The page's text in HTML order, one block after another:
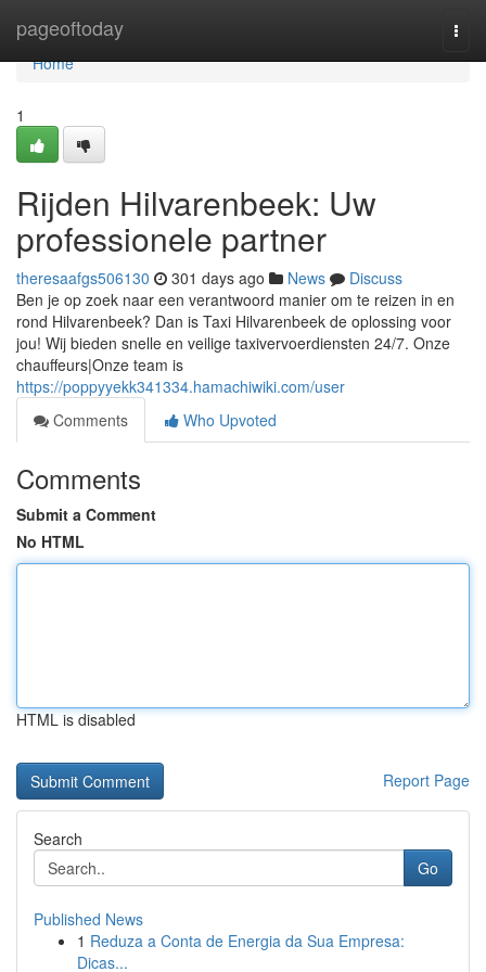
pageoftoday
Home
Home
1
Rijden Hilvarenbeek: Uw
professionele partner
theresaafgs506130 301 days ago News
Discuss
Ben je op zoek naar een verantwoord manier om te reizen in en
rond Hilvarenbeek? Dan is Taxi Hilvarenbeek de oplossing voor
jou! Wij bieden snelle en veilige taxivervoerdiensten 24/7. Onze
chauffeurs|Onze team is
https://poppyyekk341334.hamachiwiki.com/user
Comments
Who Upvoted
Comments
Submit a Comment
No HTML
HTML is disabled
Report Page
Search
Go
Published News
1 Reduza a Conta de Energia da Sua Empresa:
Dicas...